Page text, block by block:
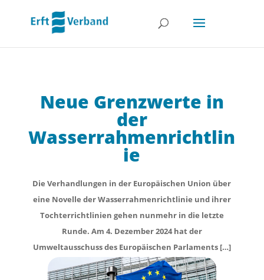
Neue Grenzwerte in
der
Wasserrahmenrichtlin
ie
Die Verhandlungen in der Europäischen Union über
eine Novelle der Wasserrahmenrichtlinie und ihrer
Tochterrichtlinien gehen nunmehr in die letzte
Runde. Am 4. Dezember 2024 hat der
Umweltausschuss des Europäischen Parlaments […]